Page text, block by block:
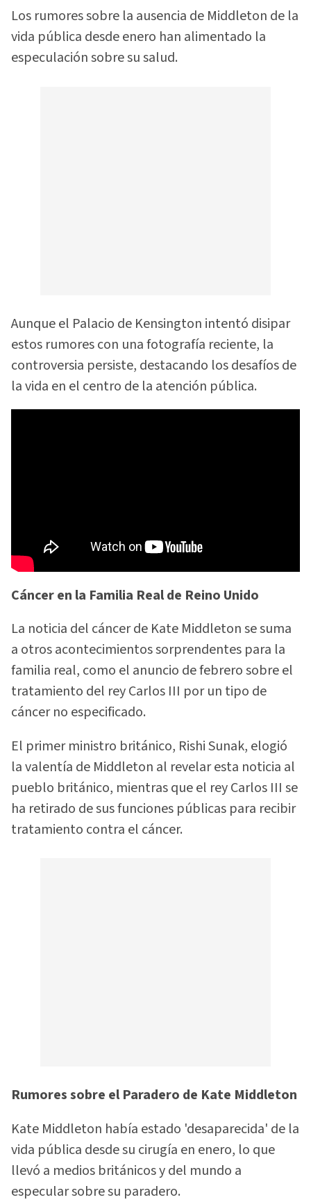
Los rumores sobre la ausencia de Middleton de la
vida pública desde enero han alimentado la
especulación sobre su salud.
Aunque el Palacio de Kensington intentó disipar
estos rumores con una fotografía reciente, la
controversia persiste, destacando los desafíos de
la vida en el centro de la atención pública.
Cáncer en la Familia Real de Reino Unido
La noticia del cáncer de Kate Middleton se suma
a otros acontecimientos sorprendentes para la
familia real, como el anuncio de febrero sobre el
tratamiento del rey Carlos III por un tipo de
cáncer no especificado.
El primer ministro británico, Rishi Sunak, elogió
la valentía de Middleton al revelar esta noticia al
pueblo británico, mientras que el rey Carlos III se
ha retirado de sus funciones públicas para recibir
tratamiento contra el cáncer.
Rumores sobre el Paradero de Kate Middleton
Kate Middleton había estado 'desaparecida' de la
vida pública desde su cirugía en enero, lo que
llevó a medios británicos y del mundo a
especular sobre su paradero.